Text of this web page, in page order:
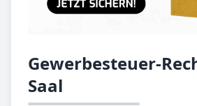
Gewerbesteuer-
Saal